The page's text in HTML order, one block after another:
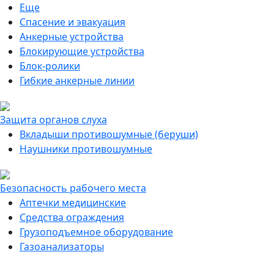
Еще
Спасение и эвакуация
Анкерные устройства
Блокирующие устройства
Блок-ролики
Гибкие анкерные линии
Защита органов слуха
Вкладыши противошумные (беруши)
Наушники противошумные
Безопасность рабочего места
Аптечки медицинские
Средства ограждения
Грузоподъемное оборудование
Газоанализаторы